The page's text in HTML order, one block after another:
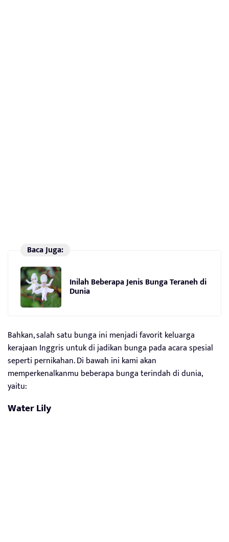
Baca Juga:
Inilah Beberapa Jenis Bunga Teraneh di
Dunia
Bahkan, salah satu bunga ini menjadi favorit keluarga
kerajaan Inggris untuk di jadikan bunga pada acara spesial
seperti pernikahan. Di bawah ini kami akan
memperkenalkanmu beberapa bunga terindah di dunia,
yaitu:
Water Lily